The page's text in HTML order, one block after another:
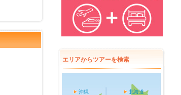
エリアからツアーを検索
北海道
沖縄